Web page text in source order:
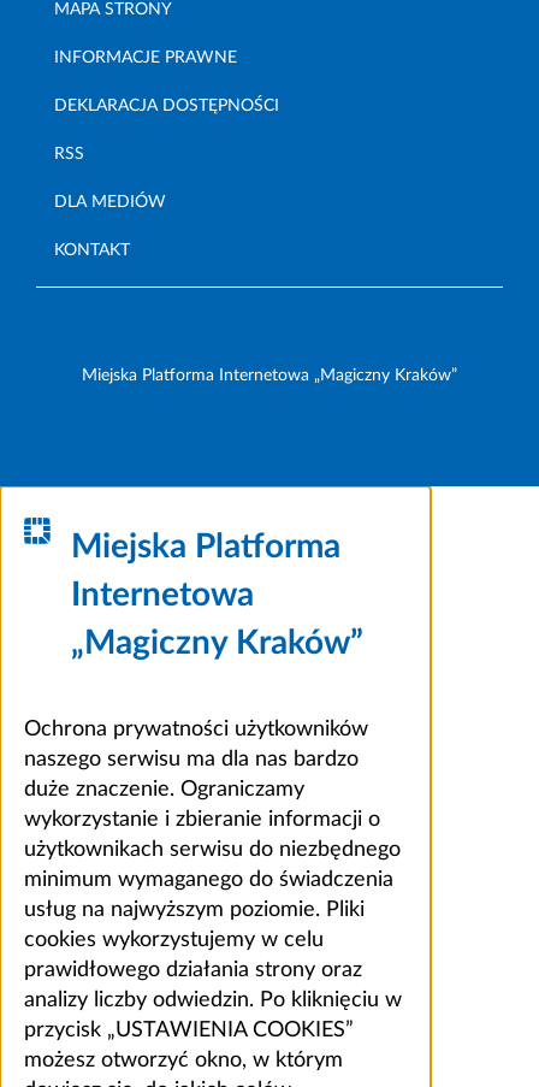
MAPA STRONY
INFORMACJE PRAWNE
DEKLARACJA DOSTĘPNOŚCI
RSS
DLA MEDIÓW
KONTAKT
Miejska Platforma Internetowa „Magiczny Kraków”
Miejska Platforma
Internetowa
„Magiczny Kraków”
Ochrona prywatności użytkowników
naszego serwisu ma dla nas bardzo
duże znaczenie. Ograniczamy
wykorzystanie i zbieranie informacji o
użytkownikach serwisu do niezbędnego
minimum wymaganego do świadczenia
usług na najwyższym poziomie. Pliki
cookies wykorzystujemy w celu
prawidłowego działania strony oraz
analizy liczby odwiedzin. Po kliknięciu w
przycisk „USTAWIENIA COOKIES”
możesz otworzyć okno, w którym